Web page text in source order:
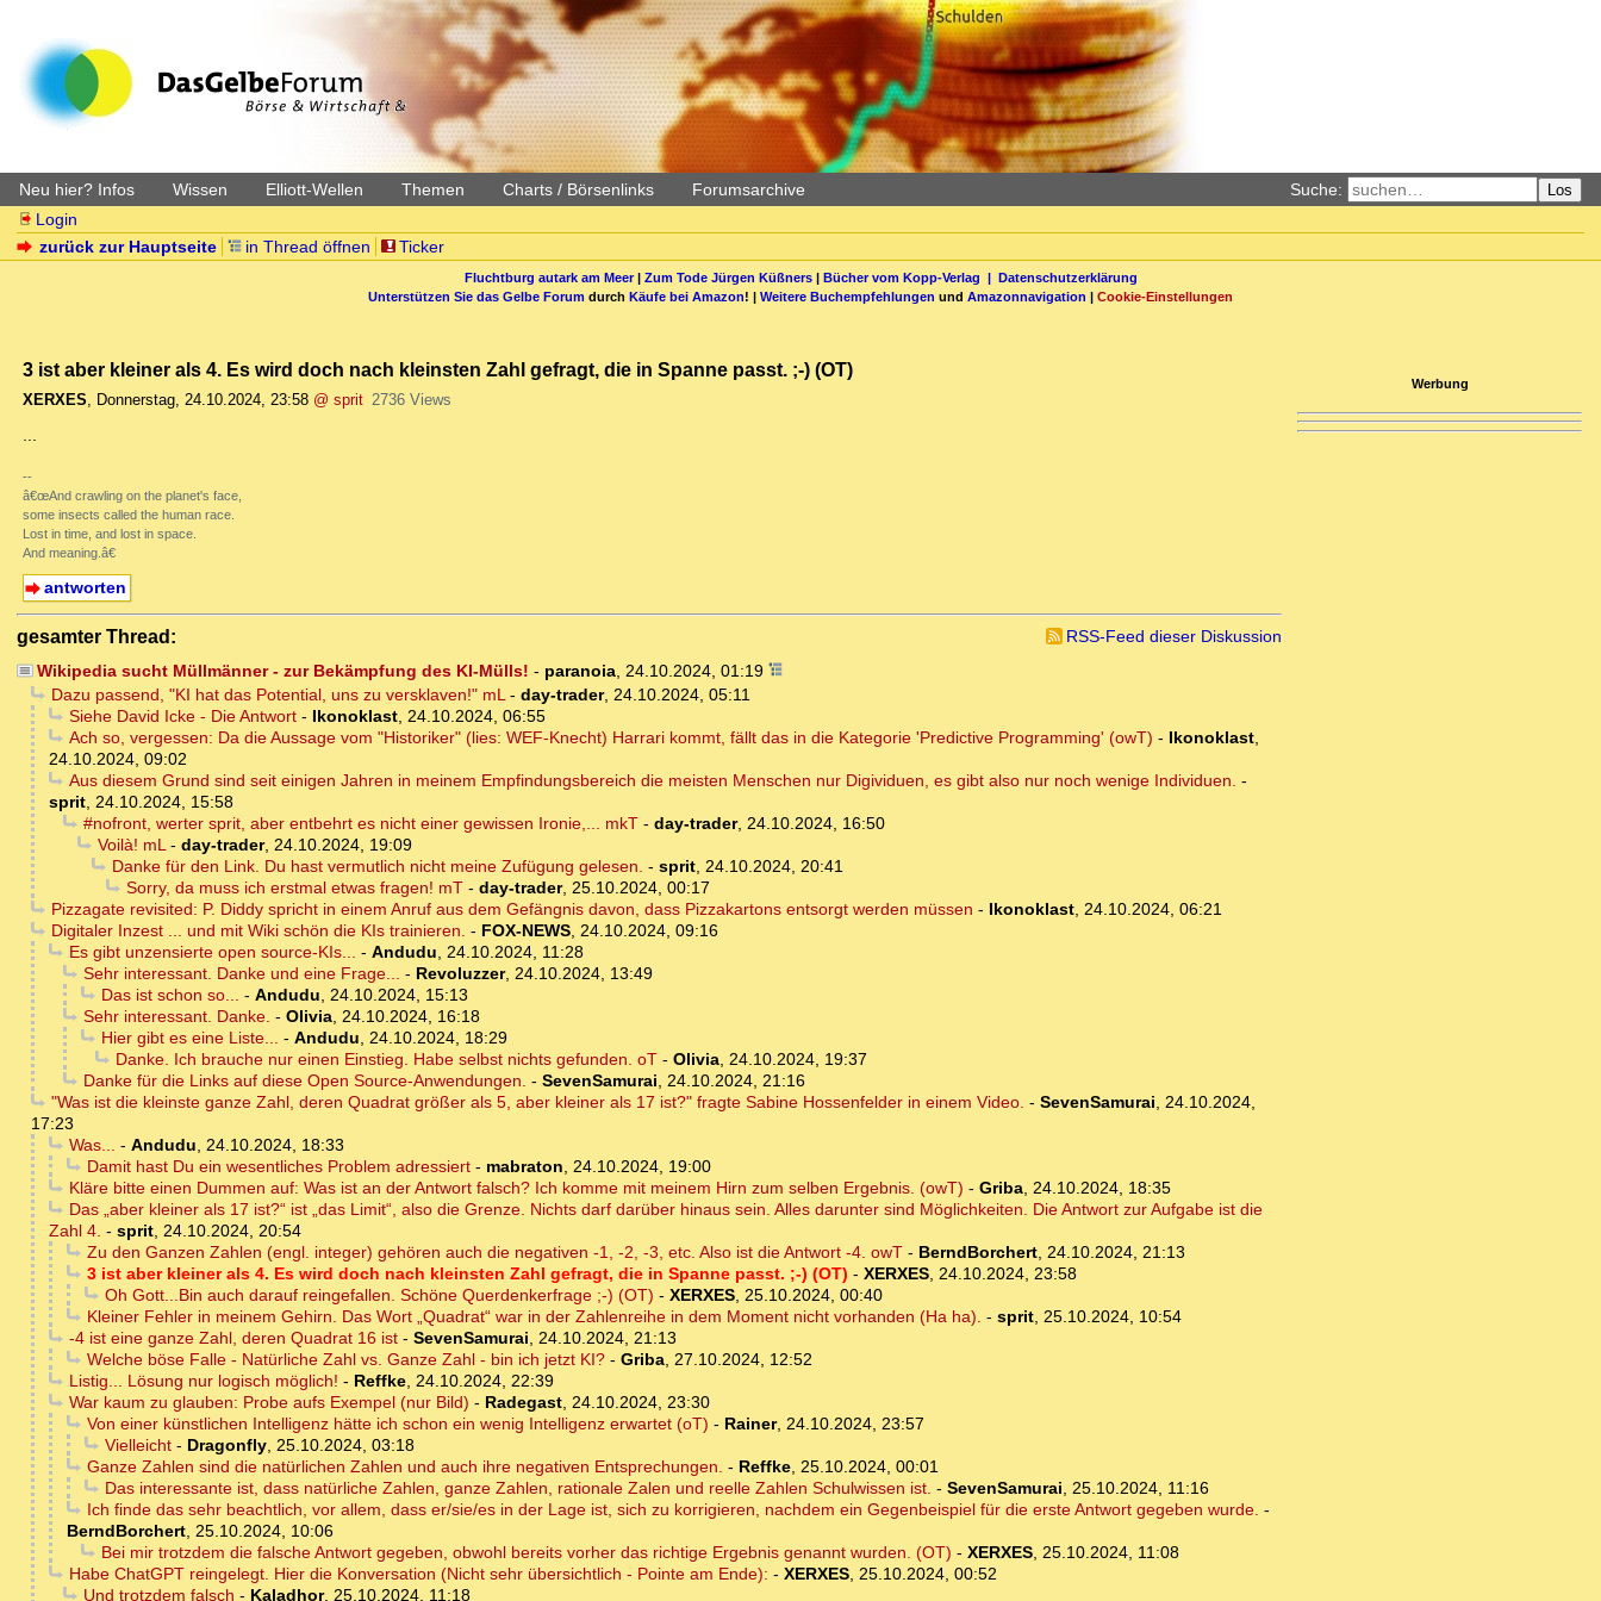
Neu hier? Infos Wissen Elliott-Wellen Themen Charts / Börsenlinks Forumsarchive Suche: Los
Login
zurück zur Hauptseite
in Thread öffnen Ticker
Fluchtburg autark am Meer| Zum Tode Jürgen Küßners| Bücher vom Kopp-Verlag | Datenschutzerklärung
Unterstützen Sie das Gelbe Forum durch Käufe bei Amazon! | Weitere Buchempfehlungen und Amazonnavigation | Cookie-Einstellungen
3 ist aber kleiner als 4. Es wird doch nach kleinsten Zahl gefragt, die in Spanne passt. ;-) (OT)
XERXES, Donnerstag, 24.10.2024, 23:58 @ sprit 2736 Views
...
--
â€œAnd crawling on the planet's face,
some insects called the human race.
Lost in time, and lost in space.
And meaning.â€
antworten
gesamter Thread:
RSS-Feed dieser Diskussion
Wikipedia sucht Müllmänner - zur Bekämpfung des KI-Mülls! - paranoia, 24.10.2024, 01:19
Dazu passend, "KI hat das Potential, uns zu versklaven!" mL- day-trader, 24.10.2024, 05:11
Siehe David Icke - Die Antwort- Ikonoklast, 24.10.2024, 06:55
Ach so, vergessen: Da die Aussage vom "Historiker" (lies: WEF-Knecht) Harrari kommt, fällt das in die Kategorie 'Predictive Programming' (owT) - Ikonoklast,
24.10.2024, 09:02
Aus diesem Grund sind seit einigen Jahren in meinem Empfindungsbereich die meisten Menschen nur Digividuen, es gibt also nur noch wenige Individuen. -
sprit, 24.10.2024, 15:58
#nofront, werter sprit, aber entbehrt es nicht einer gewissen Ironie,... mkT- day-trader, 24.10.2024, 16:50
Voilà! mL- day-trader, 24.10.2024, 19:09
Danke für den Link. Du hast vermutlich nicht meine Zufügung gelesen. - sprit, 24.10.2024, 20:41
Sorry, da muss ich erstmal etwas fragen! mT- day-trader, 25.10.2024, 00:17
Pizzagate revisited: P. Diddy spricht in einem Anruf aus dem Gefängnis davon, dass Pizzakartons entsorgt werden müssen - Ikonoklast, 24.10.2024, 06:21
Digitaler Inzest ... und mit Wiki schön die KIs trainieren. - FOX-NEWS, 24.10.2024, 09:16
Es gibt unzensierte open source-KIs... - Andudu, 24.10.2024, 11:28
Sehr interessant. Danke und eine Frage... - Revoluzzer, 24.10.2024, 13:49
Das ist schon so... - Andudu, 24.10.2024, 15:13
Sehr interessant. Danke. - Olivia, 24.10.2024, 16:18
Hier gibt es eine Liste... - Andudu, 24.10.2024, 18:29
Danke. Ich brauche nur einen Einstieg. Habe selbst nichts gefunden. oT- Olivia, 24.10.2024, 19:37
Danke für die Links auf diese Open Source-Anwendungen. - SevenSamurai, 24.10.2024, 21:16
"Was ist die kleinste ganze Zahl, deren Quadrat größer als 5, aber kleiner als 17 ist?" fragte Sabine Hossenfelder in einem Video. - SevenSamurai, 24.10.2024,
17:23
Was... - Andudu, 24.10.2024, 18:33
Damit hast Du ein wesentliches Problem adressiert- mabraton, 24.10.2024, 19:00
Kläre bitte einen Dummen auf: Was ist an der Antwort falsch? Ich komme mit meinem Hirn zum selben Ergebnis. (owT) - Griba, 24.10.2024, 18:35
Das „aber kleiner als 17 ist?“ ist „das Limit“, also die Grenze. Nichts darf darüber hinaus sein. Alles darunter sind Möglichkeiten. Die Antwort zur Aufgabe ist die
Zahl 4. - sprit, 24.10.2024, 20:54
Zu den Ganzen Zahlen (engl. integer) gehören auch die negativen -1, -2, -3, etc. Also ist die Antwort -4. owT- BerndBorchert, 24.10.2024, 21:13
3 ist aber kleiner als 4. Es wird doch nach kleinsten Zahl gefragt, die in Spanne passt. ;-) (OT) - XERXES, 24.10.2024, 23:58
Oh Gott...Bin auch darauf reingefallen. Schöne Querdenkerfrage ;-) (OT) - XERXES, 25.10.2024, 00:40
Kleiner Fehler in meinem Gehirn. Das Wort „Quadrat“ war in der Zahlenreihe in dem Moment nicht vorhanden (Ha ha). - sprit, 25.10.2024, 10:54
-4 ist eine ganze Zahl, deren Quadrat 16 ist- SevenSamurai, 24.10.2024, 21:13
Welche böse Falle - Natürliche Zahl vs. Ganze Zahl - bin ich jetzt KI?- Griba, 27.10.2024, 12:52
Listig... Lösung nur logisch möglich! - Reffke, 24.10.2024, 22:39
War kaum zu glauben: Probe aufs Exempel (nur Bild) - Radegast, 24.10.2024, 23:30
Von einer künstlichen Intelligenz hätte ich schon ein wenig Intelligenz erwartet (oT) - Rainer, 24.10.2024, 23:57
Vielleicht- Dragonfly, 25.10.2024, 03:18
Ganze Zahlen sind die natürlichen Zahlen und auch ihre negativen Entsprechungen. - Reffke, 25.10.2024, 00:01
Das interessante ist, dass natürliche Zahlen, ganze Zahlen, rationale Zalen und reelle Zahlen Schulwissen ist. - SevenSamurai, 25.10.2024, 11:16
Ich finde das sehr beachtlich, vor allem, dass er/sie/es in der Lage ist, sich zu korrigieren, nachdem ein Gegenbeispiel für die erste Antwort gegeben wurde. -
BerndBorchert, 25.10.2024, 10:06
Bei mir trotzdem die falsche Antwort gegeben, obwohl bereits vorher das richtige Ergebnis genannt wurden. (OT) - XERXES, 25.10.2024, 11:08
Habe ChatGPT reingelegt. Hier die Konversation (Nicht sehr übersichtlich - Pointe am Ende): - XERXES, 25.10.2024, 00:52
Und trotzdem falsch - Kaladhor, 25.10.2024, 11:18
Werbung